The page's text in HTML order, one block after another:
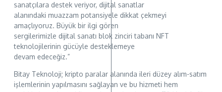
sanatçılara destek veriyor, dijital sanatlar
alanındaki muazzam potansiyele dikkat çekmeyi
amaçlıyoruz. Büyük bir ilgi gören
sergilerimizle dijital sanatı blok zinciri tabanı NFT
teknolojilerinin gücüyle desteklemeye
devam edeceğiz.”
Bitay Teknoloji; kripto paralar alanında ileri düzey alım-satım
işlemlerinin yapılmasını sağlayan ve bu hizmeti hem